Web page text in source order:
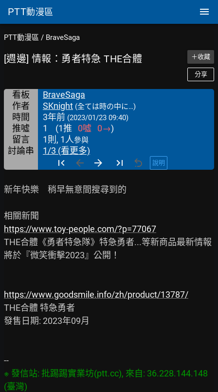
PTT動漫區
PTT動漫區 / BraveSaga
[週邊] 情報：勇者特急 THE合體 ＋收藏
分享
看板
BraveSaga
作者
SKnight (全ては時の中に…)
時間 3年前 (2023/01/23 09:40)
推噓 1 (1推 0噓 0→)
留言
1則, 1人參與
討論串 1/3 (看更多)
說明
新年快樂　稍早無意間搜尋到的
https://www.toy-people.com/?p=77067
THE合體《勇者特急隊》特急勇者...等新商品最新情報
將於『微笑衝擊2023』公開！
https://www.goodsmile.info/zh/product/13787/
THE合體 特急勇者
發售日期: 2023年09月
※ 發信站: 批踢踢實業坊(ptt.cc), 來自: 36.228.144.148
(臺灣)